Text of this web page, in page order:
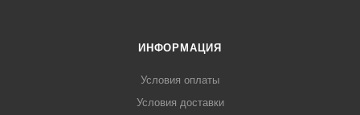
ИНФОРМАЦИЯ
Условия оплаты
Условия доставки